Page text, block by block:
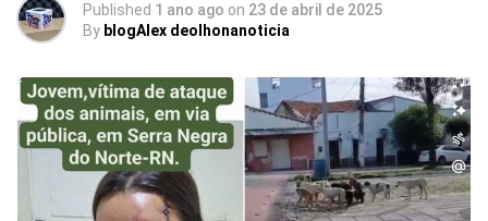
Published 1 ano ago on 23 de abril de 2025
By blogAlex deolhonanoticia